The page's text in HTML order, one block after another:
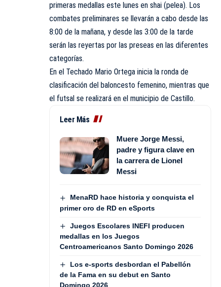
primeras medallas este lunes en shai (pelea). Los
combates preliminares se llevarán a cabo desde las
8:00 de la mañana, y desde las 3:00 de la tarde
serán las reyertas por las preseas en las diferentes
categorías.
En el Techado Mario Ortega inicia la ronda de
clasificación del baloncesto femenino, mientras que
el futsal se realizará en el municipio de Castillo.
Leer Más
Muere Jorge Messi,
padre y figura clave en
la carrera de Lionel
Messi
MenaRD hace historia y conquista el
primer oro de RD en eSports
Juegos Escolares INEFI producen
medallas en los Juegos
Centroamericanos Santo Domingo 2026
Los e-sports desbordan el Pabellón
de la Fama en su debut en Santo
Domingo 2026